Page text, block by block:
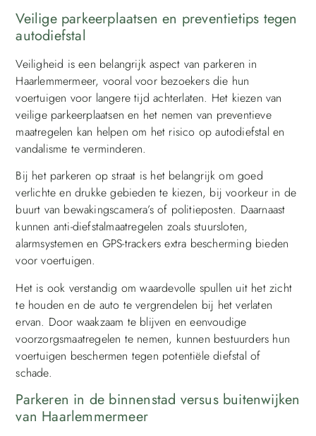
Veilige parkeerplaatsen en preventietips tegen
autodiefstal
Veiligheid is een belangrijk aspect van parkeren in
Haarlemmermeer, vooral voor bezoekers die hun
voertuigen voor langere tijd achterlaten. Het kiezen van
veilige parkeerplaatsen en het nemen van preventieve
maatregelen kan helpen om het risico op autodiefstal en
vandalisme te verminderen.
Bij het parkeren op straat is het belangrijk om goed
verlichte en drukke gebieden te kiezen, bij voorkeur in de
buurt van bewakingscamera’s of politieposten. Daarnaast
kunnen anti-diefstalmaatregelen zoals stuursloten,
alarmsystemen en GPS-trackers extra bescherming bieden
voor voertuigen.
Het is ook verstandig om waardevolle spullen uit het zicht
te houden en de auto te vergrendelen bij het verlaten
ervan. Door waakzaam te blijven en eenvoudige
voorzorgsmaatregelen te nemen, kunnen bestuurders hun
voertuigen beschermen tegen potentiële diefstal of
schade.
Parkeren in de binnenstad versus buitenwijken
van Haarlemmermeer